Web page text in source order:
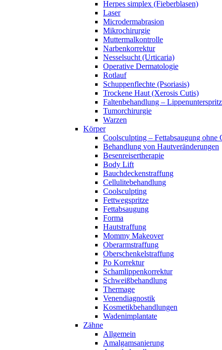
Herpes simplex (Fieberblasen)
Laser
Microdermabrasion
Mikrochirurgie
Muttermalkontrolle
Narbenkorrektur
Nesselsucht (Urticaria)
Operative Dermatologie
Rotlauf
Schuppenflechte (Psoriasis)
Trockene Haut (Xerosis Cutis)
Faltenbehandlung –
Tumorchirurgie
Warzen
Körper
Coolsculpting – Fettabsaugung ohne
Behandlung von Hautveränderungen
Besenreisertherapie
Body Lift
Bauchdeckenstraffung
Cellulitebehandlung
Coolsculpting
Fettwegspritze
Fettabsaugung
Forma
Hautstraffung
Mommy Makeover
Oberarmstraffung
Oberschenkelstraffung
Po Korrektur
Schamlippenkorrektur
Schweißbehandlung
Thermage
Venendiagnostik
Kosmetikbehandlungen
Wadenimplantate
Zähne
Allgemein
Amalgamsanierung